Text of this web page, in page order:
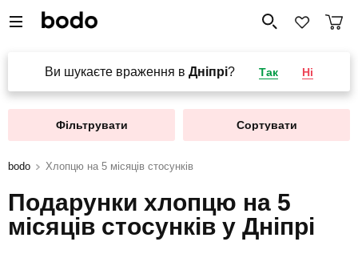
Ви шукаєте враження в Дніпрі? Так Ні
Фільтрувати Сортувати
bodo Хлопцю на 5 місяців стосунків
Подарунки хлопцю на 5
місяців стосунків у Дніпрі